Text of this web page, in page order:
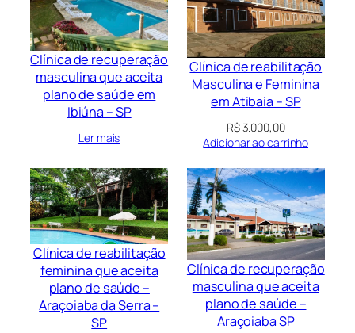
Clínica de recuperação
masculina que aceita
plano de saúde em
Ibiúna – SP
Ler mais
Clínica de reabilitação
Masculina e Feminina
em Atibaia – SP
R$3.000,00
Adicionar ao carrinho
Clínica de reabilitação
feminina que aceita
plano de saúde –
Araçoiaba da Serra –
SP
Clínica de recuperação
masculina que aceita
plano de saúde –
Araçoiaba SP